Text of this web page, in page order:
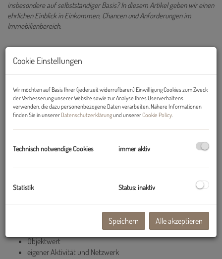
insbesondere auf selbstständiger Basis? In diesem Artikel geben wir einen
ehrlichen Einblick in Einkommen, Chancen und Anforderungen im
Immobilienbereich.
Wie verdienen
Immobilienmakler ihr Geld?
Immobilienmakler arbeiten in Österreich in der Regel
provisionsbasiert. Das bedeutet:
Einkommen entsteht durch erfolgreich vermittelte Immobilien
Provisionen werden meist als Prozentsatz vom Kaufpreis
berechnet
Das Einkommen ist daher nicht fix, sondern abhängig von:
Objektwert
eigener Aktivität und Netzwerk
Cookie Einstellungen
Wir möchten auf Basis Ihrer (jederzeit widerrufbaren) Einwilligung Cookies zum Zweck
der Verbesserung unserer Website sowie zur Analyse Ihres Userverhaltens
verwenden, die dazu personenbezogene Daten verarbeiten. Nähere Informationen
finden Sie in unserer Datenschutzerklärungund unsererCookie Policy
Technisch notwendige Cookies immer aktiv
Statistik Status: inaktiv
Speichern Alle akzeptieren